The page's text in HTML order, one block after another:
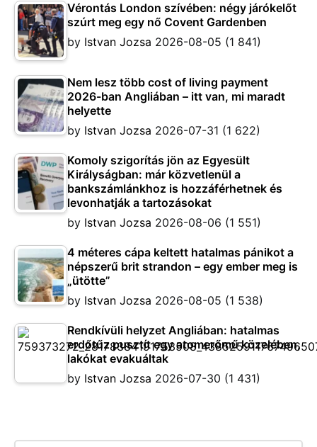
Vérontás London szívében: négy járókelőt
szúrt meg egy nő Covent Gardenben
by Istvan Jozsa 2026-08-05 (1 841)
Nem lesz több cost of living payment
2026-ban Angliában – itt van, mi maradt
helyette
by Istvan Jozsa 2026-07-31 (1 622)
Komoly szigorítás jön az Egyesült
Királyságban: már közvetlenül a
bankszámlánkhoz is hozzáférhetnek és
levonhatják a tartozásokat
by Istvan Jozsa 2026-08-06 (1 551)
4 méteres cápa keltett hatalmas pánikot a
népszerű brit strandon – egy ember meg is
„ütötte”
by Istvan Jozsa 2026-08-05 (1 538)
Rendkívüli helyzet Angliában: hatalmas
erdőtűz pusztít egy atomerőmű közelében,
lakókat evakuáltak
by Istvan Jozsa 2026-07-30 (1 431)